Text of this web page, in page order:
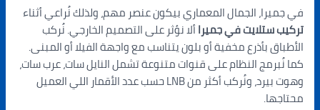
في جميرا، الجمال المعماري بيكون عنصر مهم، ولذلك نُراعي أثناء
تركيب ستلايت في جميراألا نؤثر على التصميم الخارجي. نُركب
الأطباق بأذرع مخفية أو بلون يتناسب مع واجهة الفيلا أو المبنى.
كما نُبرمج النظام على قنوات متنوعة تشمل النايل سات، عرب سات،
وهوت بيرد، ونُركب أكثر من LNB حسب عدد الأقمار اللي العميل
محتاجها.